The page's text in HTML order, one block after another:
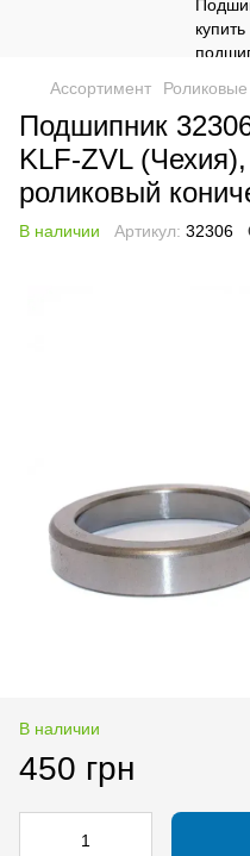
Ассортимент
Подшипник
KLF-ZVL
роликовый
В наличии Артикул: 32306
В наличии
450 грн